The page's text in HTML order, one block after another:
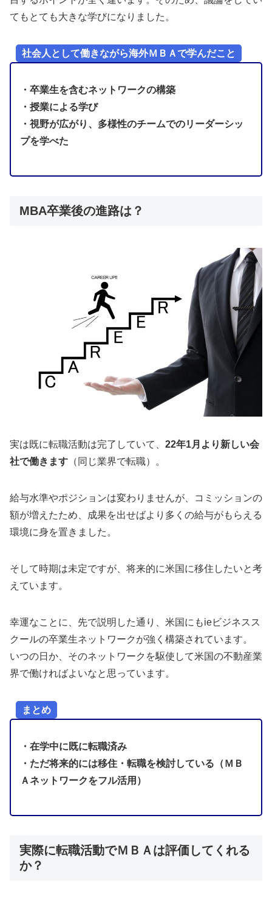
てもとても大きな学びになりました。
社会人として働きながら海外ＭＢＡで学んだこと
・卒業生を含むネットワークの構築
・授業による学び
・視野が広がり、多様性のチームでのリーダーシッ
プを学べた
MBA卒業後の進路は？
実は既に転職活動は完了していて、 22年1月より新しい会
社で働きます （同じ業界で転職）。
給与水準やポジションは変わりませんが、コミッションの
額が増えたため、成果を出せばより多くの給与がもらえる
環境に身を置きました。
そして時期は未定ですが、将来的に米国に移住したいと考
えています。
幸運なことに、先で説明した通り、米国にもieビジネスス
クールの卒業生ネットワークが強く構築されています。
いつの日か、そのネットワークを駆使して米国の不動産業
界で働ければよいなと思っています。
まとめ
・在学中に既に転職済み
・ただ将来的には移住・転職を検討している（ＭＢ
Ａネットワークをフル活用）
実際に転職活動でＭＢＡは評価してくれる
か？